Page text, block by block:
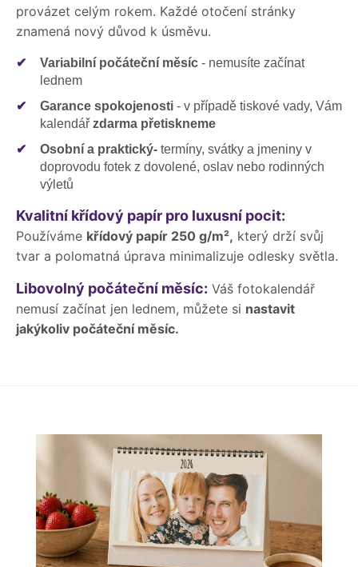
provázet celým rokem. Každé otočení stránky
znamená nový důvod k úsměvu.
✔ Variabilní počáteční měsíc - nemusíte začínat
lednem
✔
Garance spokojenosti - v případě tiskové vady, Vám
kalendář zdarma přetiskneme
✔
Osobní a praktický- termíny, svátky a jmeniny v
doprovodu fotek z dovolené, oslav nebo rodinných
výletů
Kvalitní křídový papír pro luxusní pocit:
Používáme křídový papír 250 g/m², který drží svůj
tvar a polomatná úprava minimalizuje odlesky světla.
Libovolný počáteční měsíc: Váš fotokalendář
nemusí začínat jen lednem, můžete si nastavit
jakýkoliv počáteční měsíc.